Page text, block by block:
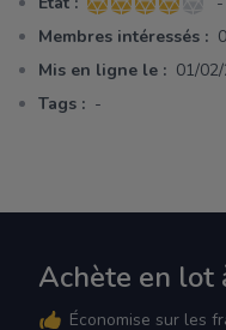
4 sur 5 étoiles
Membres intéressés :
Mis en ligne le : 01/
Tags : -
Achète en lot
Économise sur les